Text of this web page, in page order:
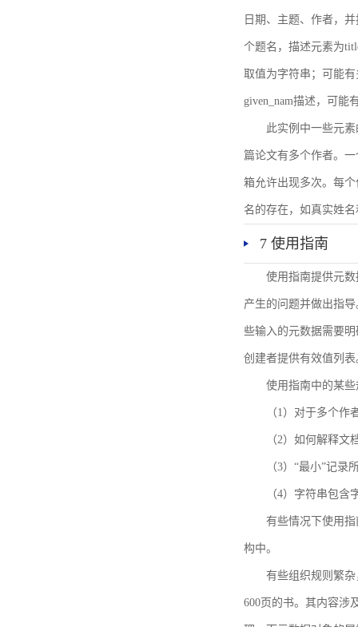
日期、主题、作者，
个题名，描述元素为
取值为字符串；可能
given_nam描述，可能
此实例中一些元
篇论文有多个作者。
箱允许出现多次。每
名的存在，如真实姓
7 使用指南
使用指南提供元
产生的问题并做出指
些输入的元数据需要
创建者提供有效值列表
使用指南中的某
（1）对于多个作
（2）如何解释文
（3）“最小”记录
（4）字符串包含
有些情况下使用
构中。
有些组织规则繁
600页的书。其内容涉